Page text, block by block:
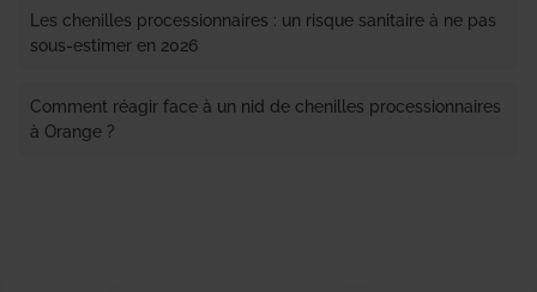
Les chenilles processionnaires : un risque sanitaire à ne pas
sous-estimer en 2026
Comment réagir face à un nid de chenilles processionnaires
à Orange ?